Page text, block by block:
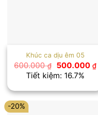
Khúc ca dịu êm 05
600.000₫
Giá
gốc
là:
500.000 ₫
Tiết kiệm: 16.7%
-20%